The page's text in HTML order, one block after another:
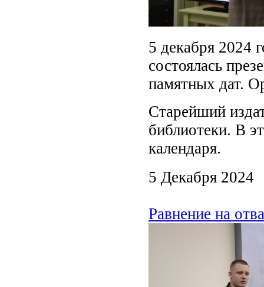
5 декабря 2024
состоялась
памятных дат.
Старейший
библиотеки. В
календаря.
5 Декабря 2024
Равнение на